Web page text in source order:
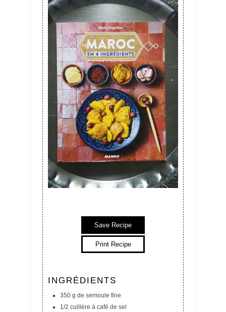
Save Recipe
Print Recipe
INGRÉDIENTS
350 g de semoule fine
1/2 cuillère à café de sel